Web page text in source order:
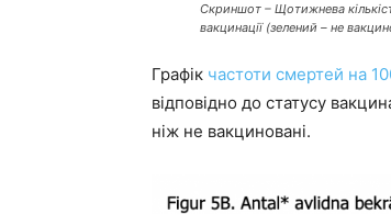
Скриншот – Щотижнева
вакцинації (зелений – не
Графік частоти смертей на
відповідно до статусу
ніж не вакциновані.